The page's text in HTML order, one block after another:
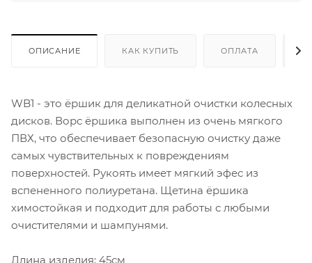
ОПИСАНИЕ КАК КУПИТЬ ОПЛАТА
WB1 - это ёршик для деликатной очистки колесных
дисков. Ворс ёршика выполнен из очень мягкого
ПВХ, что обеспечивает безопасную очистку даже
самых чувствительных к повреждениям
поверхностей. Рукоять имеет мягкий эфес из
вспененного полиуретана. Щетина ёршика
химостойкая и подходит для работы с любыми
очистителями и шампунями.
Длина изделия: 45см